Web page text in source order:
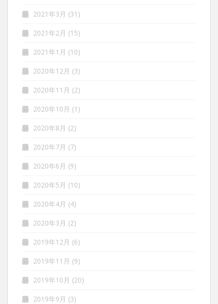
2021年3月 (31)
2021年2月 (15)
2021年1月 (10)
2020年12月 (3)
2020年11月 (2)
2020年10月 (1)
2020年8月 (2)
2020年7月 (7)
2020年6月 (9)
2020年5月 (10)
2020年4月 (4)
2020年3月 (2)
2019年12月 (6)
2019年11月 (9)
2019年10月 (20)
2019年9月 (3)